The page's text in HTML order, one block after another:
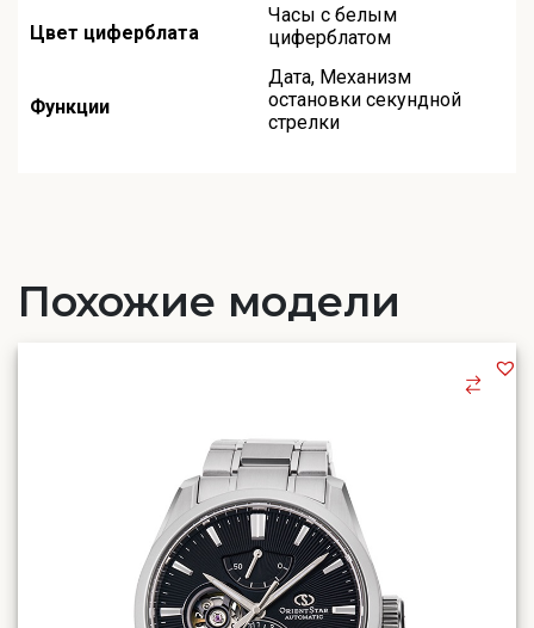
Цвет циферблата
Часы с белым
циферблатом
Функции
Дата, Механизм
остановки секундной
стрелки
Похожие модели